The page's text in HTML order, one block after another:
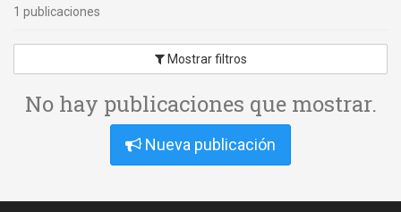
1 publicaciones
Mostrar filtros
No hay publicaciones que mostrar.
Nueva publicación